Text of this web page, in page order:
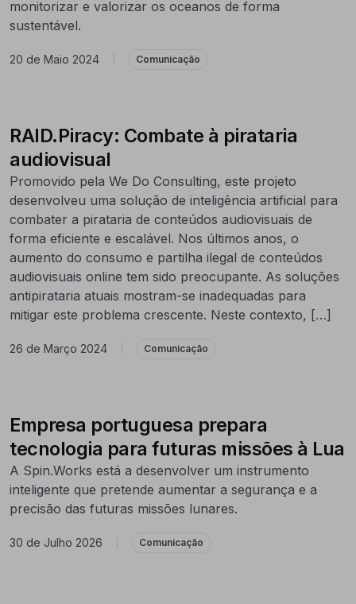
monitorizar e valorizar os oceanos de forma
sustentável.
20 de Maio 2024 Comunicação
RAID.Piracy: Combate à pirataria
audiovisual
Promovido pela We Do Consulting, este projeto
desenvolveu uma solução de inteligência artificial para
combater a pirataria de conteúdos audiovisuais de
forma eficiente e escalável. Nos últimos anos, o
aumento do consumo e partilha ilegal de conteúdos
audiovisuais online tem sido preocupante. As soluções
antipirataria atuais mostram-se inadequadas para
mitigar este problema crescente. Neste contexto, […]
26 de Março 2024 Comunicação
Empresa portuguesa prepara
tecnologia para futuras missões à Lua
A Spin.Works está a desenvolver um instrumento
inteligente que pretende aumentar a segurança e a
precisão das futuras missões lunares.
30 de Julho 2026 Comunicação